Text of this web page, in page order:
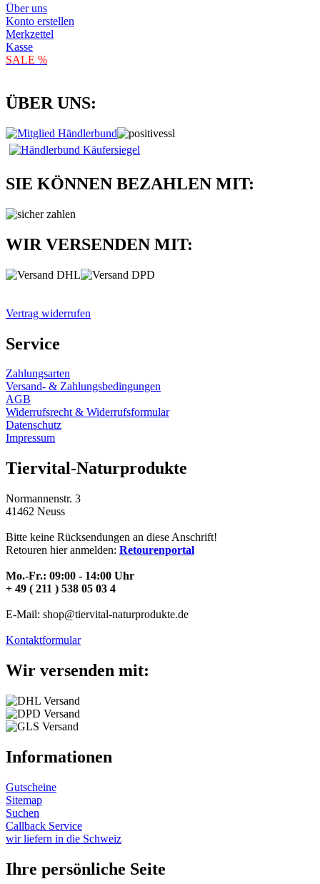
Über uns
Konto erstellen
Merkzettel
Kasse
SALE %
ÜBER UNS:
SIE KÖNNEN BEZAHLEN MIT:
WIR VERSENDEN MIT:
Vertrag widerrufen
Service
Zahlungsarten
Versand- & Zahlungsbedingungen
AGB
Widerrufsrecht & Widerrufsformular
Datenschutz
Impressum
Tiervital-Naturprodukte
Normannenstr. 3
41462 Neuss
Bitte keine Rücksendungen an diese Anschrift!
Retouren hier anmelden: Retourenportal
Mo.-Fr.: 09:00 - 14:00 Uhr
+ 49 ( 211 ) 538 05 03 4
E-Mail: shop@tiervital-naturprodukte.de
Kontaktformular
Wir versenden mit:
Informationen
Gutscheine
Sitemap
Suchen
Callback Service
wir liefern in die Schweiz
Ihre persönliche Seite